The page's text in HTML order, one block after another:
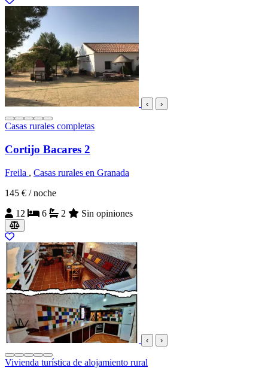
‹ ›
Casas rurales completas
Cortijo Bacares 2
Freila , Casas rurales en Granada
145 € / noche
12
6 2 Sin opiniones
‹ ›
Vivienda turística de alojamiento rural